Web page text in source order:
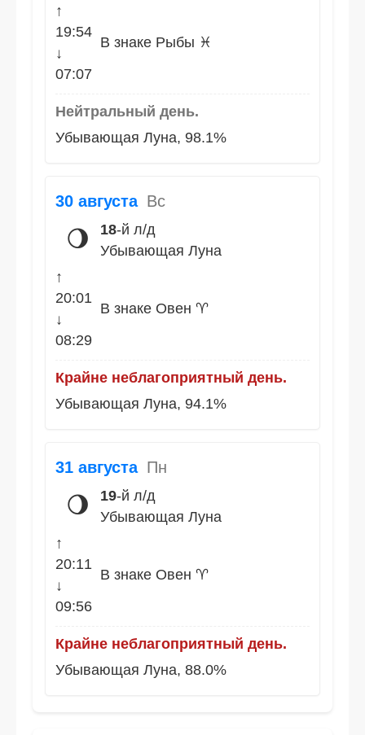
↑
19:54
↓
07:07
В знаке Рыбы ♓
Нейтральный день.
Убывающая Луна, 98.1%
30 августа Вс
🌖 18-й л/д
Убывающая Луна
↑
20:01
↓
08:29
В знаке Овен ♈
Крайне неблагоприятный день.
Убывающая Луна, 94.1%
31 августа Пн
🌖 19-й л/д
Убывающая Луна
↑
20:11
↓
09:56
В знаке Овен ♈
Крайне неблагоприятный день.
Убывающая Луна, 88.0%